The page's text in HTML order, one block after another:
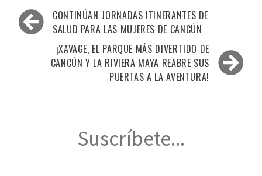
Navegación
de
entradas
CONTINÚAN JORNADAS ITINERANTES DE
SALUD PARA LAS MUJERES DE CANCÚN
¡XAVAGE, EL PARQUE MÁS DIVERTIDO DE
CANCÚN Y LA RIVIERA MAYA REABRE SUS
PUERTAS A LA AVENTURA!
Suscríbete...